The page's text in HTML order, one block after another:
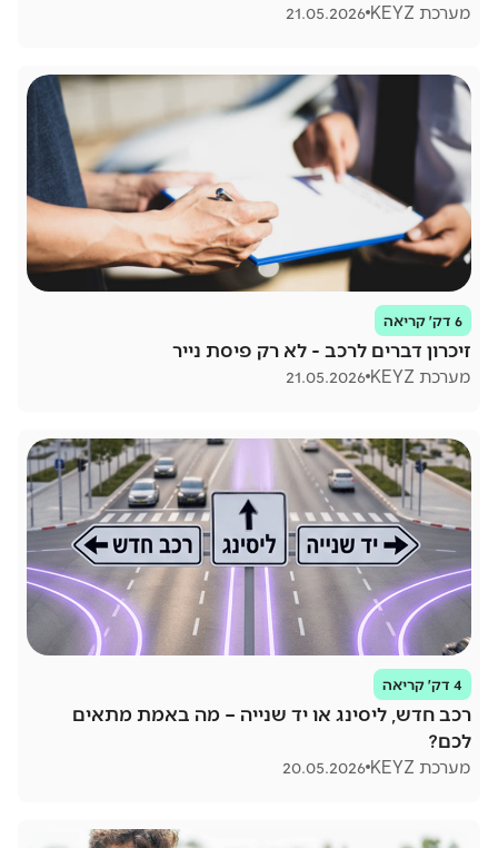
מערכת KEYZ 21.05.2026
6 דק׳ קריאה
זיכרון דברים לרכב - לא רק פיסת נייר
מערכת KEYZ 21.05.2026
4 דק׳ קריאה
רכב חדש, ליסינג או יד שנייה – מה באמת מתאים
לכם?
מערכת KEYZ 20.05.2026